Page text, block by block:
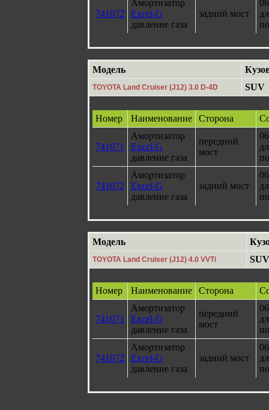
741072
Амортизатор
Excel-G
давление газа
задний мост
Модель
TOYOTA Land Cruiser (J12) 3.0 D-4D SUV
Номер Наименование Сторона
741071
Амортизатор
Excel-G
давление газа
передний
мост
741072
Амортизатор
Excel-G
давление газа
задний мост
Модель
TOYOTA Land Cruiser (J12) 4.0 VVTi SUV
Номер Наименование Сторона
741071
Амортизатор
Excel-G
давление газа
передний
мост
741072
Амортизатор
Excel-G
давление газа
задний мост